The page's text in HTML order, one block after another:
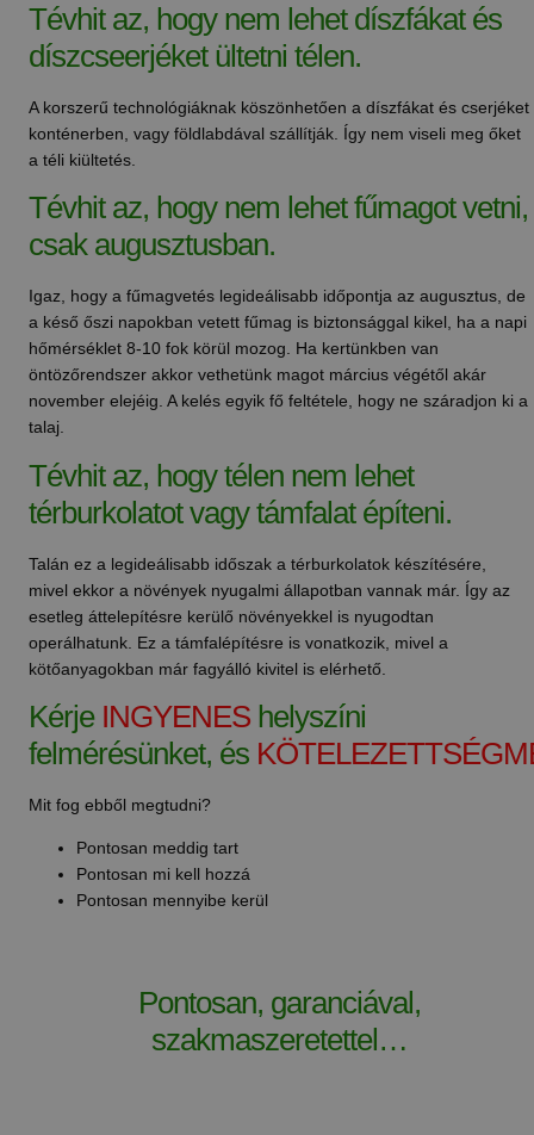
Tévhit az, hogy nem lehet díszfákat és
díszcseerjéket ültetni télen.
A korszerű technológiáknak köszönhetően a díszfákat és cserjéket
konténerben, vagy földlabdával szállítják. Így nem viseli meg őket
a téli kiültetés.
Tévhit az, hogy nem lehet fűmagot vetni,
csak augusztusban.
Igaz, hogy a fűmagvetés legideálisabb időpontja az augusztus, de
a késő őszi napokban vetett fűmag is biztonsággal kikel, ha a napi
hőmérséklet 8-10 fok körül mozog. Ha kertünkben van
öntözőrendszer akkor vethetünk magot március végétől akár
november elejéig. A kelés egyik fő feltétele, hogy ne száradjon ki a
talaj.
Tévhit az, hogy télen nem lehet
térburkolatot vagy támfalat építeni.
Talán ez a legideálisabb időszak a térburkolatok készítésére,
mivel ekkor a növények nyugalmi állapotban vannak már. Így az
esetleg áttelepítésre kerülő növényekkel is nyugodtan
operálhatunk. Ez a támfalépítésre is vonatkozik, mivel a
kötőanyagokban már fagyálló kivitel is elérhető.
Kérje INGYENES helyszíni
felmérésünket, és
Mit fog ebből megtudni?
Pontosan meddig tart
Pontosan mi kell hozzá
Pontosan mennyibe kerül
Pontosan, garanciával,
szakmaszeretettel…